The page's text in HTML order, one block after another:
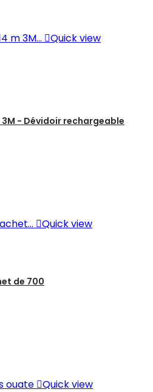
Quick view
3M - Dévidoir rechargeable
Quick view
de 700
Quick view